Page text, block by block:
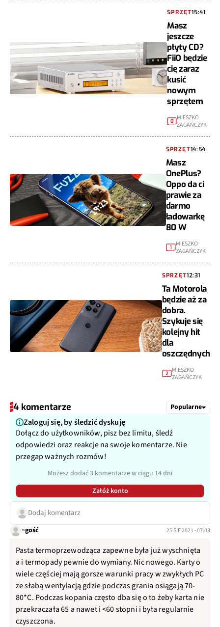
SPRZĘT15:41
Masz
jeszcze
płyty CD?
FiiO będzie
cię zaraz
kusić
nowym
sprzętem
0
MIESZKO
ZAGAŃCZYK
SPRZĘT14:54
Masz
OnePlus?
Oppo da ci
prawie za
darmo
ładowarkę
80 W
1
MIESZKO
ZAGAŃCZYK
SPRZĘT12:31
Ta Motorola
będzie aż za
dobra.
Szykuje się
kolejny hit
dla
oszczędnych
2 MIESZKO
ZAGAŃCZYK
4 komentarze Popularne
Zaloguj się, by śledzić dyskuję
Dołącz do użytkowników, pisz bez limitu, śledź
odpowiedzi oraz reakcje na swoje komentarze. Nie
przegap ważnych rozmów!
Możesz dodać 3 komentarze w ciągu 14 dni
Załóż konto
Dodaj komentarz
~gość 25 SIE 2021 · 07:03
Pasta termoprzewodząca zapewne była już wyschnięta
a i termopady pewnie do wymiany. Nic nowego. Karty o
wiele częściej mają gorsze warunki pracy w zwykłych PC
ze słabą wentylacją gdzie podczas grania osiągają 70-
80*C. Podczas kopania często dba się o to żeby karta nie
przekraczała 65 a nawet i <60 stopni i była regularnie
czyszczona.